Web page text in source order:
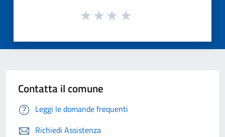
Contatta il comune
Leggi le domande frequenti
Richiedi Assistenza